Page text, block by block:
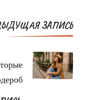
НавигацияЗАПИСЬ